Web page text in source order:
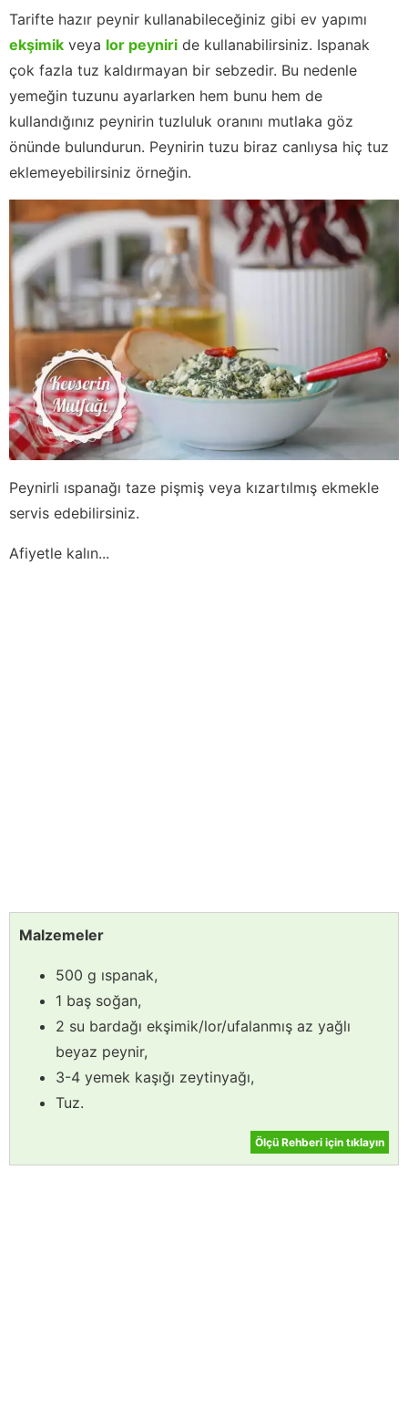
Tarifte hazır peynir kullanabileceğiniz gibi ev yapımı
ekşimik veya lor peyniri de kullanabilirsiniz. Ispanak
çok fazla tuz kaldırmayan bir sebzedir. Bu nedenle
yemeğin tuzunu ayarlarken hem bunu hem de
kullandığınız peynirin tuzluluk oranını mutlaka göz
önünde bulundurun. Peynirin tuzu biraz canlıysa hiç tuz
eklemeyebilirsiniz örneğin.
Peynirli ıspanağı taze pişmiş veya kızartılmış ekmekle
servis edebilirsiniz.
Afiyetle kalın...
Malzemeler
500 g ıspanak,
1 baş soğan,
2 su bardağı ekşimik/lor/ufalanmış az yağlı
beyaz peynir,
3-4 yemek kaşığı zeytinyağı,
Tuz.
Ölçü Rehberi için tıklayın